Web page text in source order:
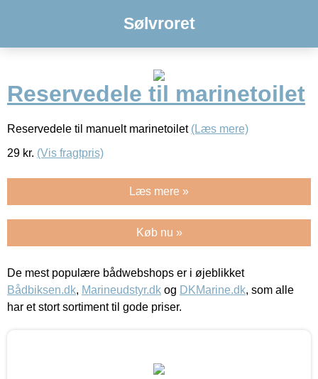
Sølvroret
Reservedele til marinetoilet
Reservedele til manuelt marinetoilet (Læs mere)
29 kr. (Vis fragtpris)
Læs mere »
Køb nu »
De mest populære bådwebshops er i øjeblikket
Bådbiksen.dk, Marineudstyr.dk og DKMarine.dk, som alle
har et stort sortiment til gode priser.